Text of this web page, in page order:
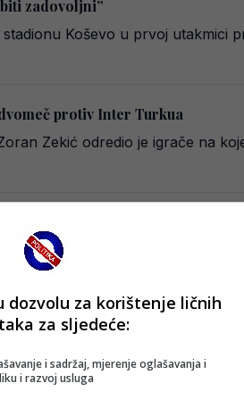
zadovoljni”
Koševo u prvoj utakmici
protiv Inter Turkua
Zekić odredio je igrače na
dana nakon prethodnog
za klupu Fudbalskog
dozvolu za korištenje ličnih
za sljedeće:
i sadržaj, mjerenje oglašavanja i
i razvoj usluga